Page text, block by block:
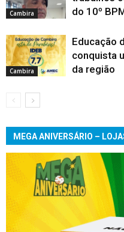
Cambira
do 10º
Cambira
Educação
conquista
da região
MEGA ANIVERSÁRIO –